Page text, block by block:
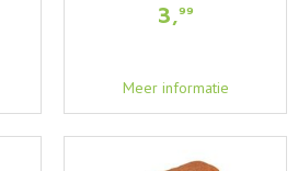
3,99
Meer informatie